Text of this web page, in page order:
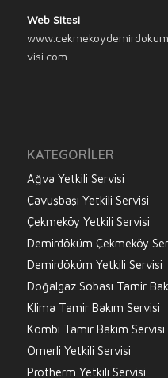
Web Sitesi
visi.com
KATEGORILER
Ağva Yetkili Servisi
Çavuşbaşı Yetkili Servisi
Çekmeköy Yetkili Servisi
Demirdöküm Çekmeköy
Demirdöküm Yetkili Servisi
Doğalgaz Sobası Tamir
Klima Tamir Bakım Servisi
Kombi Tamir Bakım Servisi
Ömerli Yetkili Servisi
Protherm Yetkili Servisi